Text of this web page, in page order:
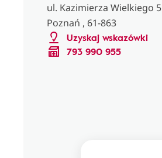
ul. Kazimierza Wielkiego 5
Poznań , 61-863
Uzyskaj wskazówki
793 990 955